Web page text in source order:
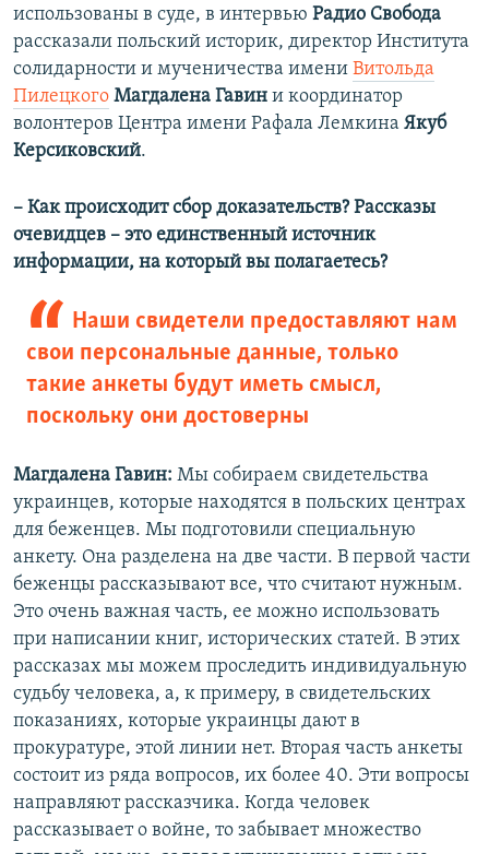
использованы в суде, в интервью Радио Свобода
рассказали польский историк, директор Института
солидарности и мученичества имени Витольда
Пилецкого Магдалена Гавин и координатор
волонтеров Центра имени Рафала Лемкина Якуб
Керсиковский.
– Как происходит сбор доказательств? Рассказы
очевидцев – это единственный источник
информации, на который вы полагаетесь?
Наши свидетели предоставляют нам
свои персональные данные, только
такие анкеты будут иметь смысл,
поскольку они достоверны
Магдалена Гавин: Мы собираем свидетельства
украинцев, которые находятся в польских центрах
для беженцев. Мы подготовили специальную
анкету. Она разделена на две части. В первой части
беженцы рассказывают все, что считают нужным.
Это очень важная часть, ее можно использовать
при написании книг, исторических статей. В этих
рассказах мы можем проследить индивидуальную
судьбу человека, а, к примеру, в свидетельских
показаниях, которые украинцы дают в
прокуратуре, этой линии нет. Вторая часть анкеты
состоит из ряда вопросов, их более 40. Эти вопросы
направляют рассказчика. Когда человек
рассказывает о войне, то забывает множество